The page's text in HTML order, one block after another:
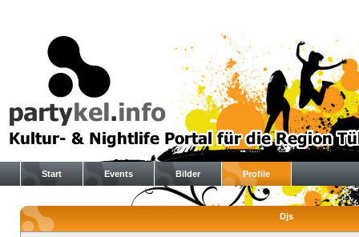
Start Events Bilder Profile
Djs